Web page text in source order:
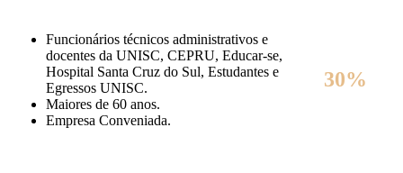
Funcionários técnicos administrativos e
docentes da UNISC, CEPRU, Educar-se,
Hospital Santa Cruz do Sul, Estudantes e
Egressos UNISC.
Maiores de 60 anos.
Empresa Conveniada.
30%